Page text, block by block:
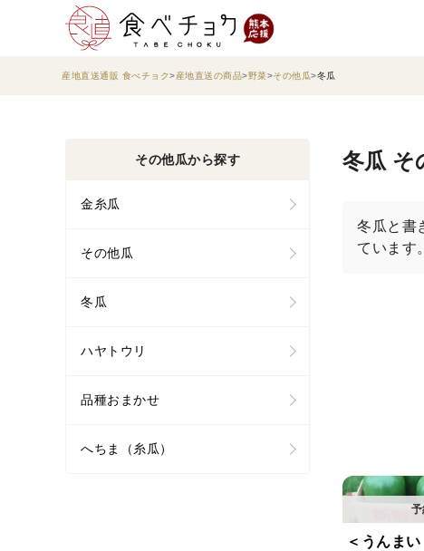
産地直送通販 食べチョク 産地直送の商品 野菜 その他瓜 冬瓜
冬瓜 そ
冬瓜と書
ています。
＜うんま
その他瓜から探す
金糸瓜
その他瓜
冬瓜
ハヤトウリ
品種おまかせ
へちま（糸瓜）